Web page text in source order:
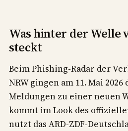
Was hinter der Welle
steckt
Beim Phishing-Radar der
NRW gingen am 11. Mai
Meldungen zu einer neuen
kommt im Look des
nutzt das ARD-ZDF-